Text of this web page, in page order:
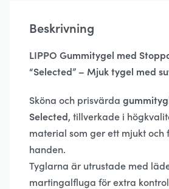
Beskrivning
LIPPO Gummitygel med
“Selected” – Mjuk tygel med
Sköna och prisvärda
Selected, tillverkade i
material som ger ett mjukt och
handen.
Tyglarna är utrustade med
martingalfluga för extra